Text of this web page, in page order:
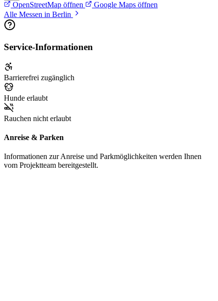
OpenStreetMap öffnen
Google Maps öffnen
Alle Messen in Berlin
Service-Informationen
Barrierefrei zugänglich
Hunde erlaubt
Rauchen nicht erlaubt
Anreise & Parken
Informationen zur Anreise und Parkmöglichkeiten werden Ihnen
vom Projektteam bereitgestellt.